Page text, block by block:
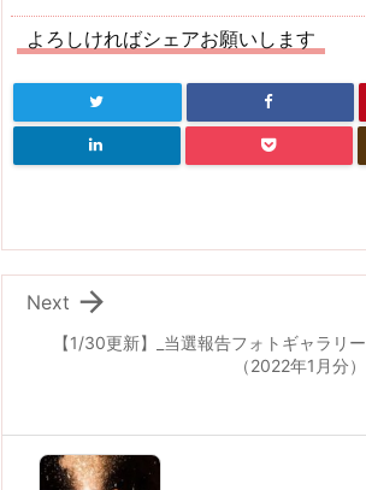
よろしければシェアお願いします
【1/30更新】_当選報告フォトギャラリー
（2022年1月分）

Next